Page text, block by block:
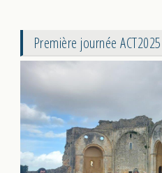
Première journée